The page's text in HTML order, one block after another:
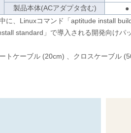
製品本体(ACアダプタ含む)
●
に、Linuxコマンド「aptitude install
standard」で導入される開発向け
トケーブル (20cm) 、クロスケーブル